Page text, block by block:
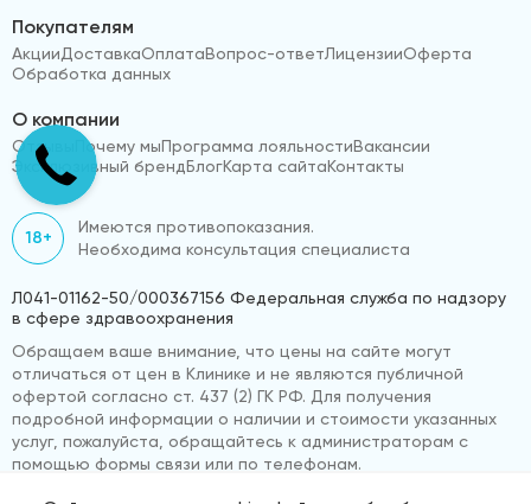
Покупателям
АкцииДоставкаОплатаВопрос-ответЛицензииОферта
Обработка данных
О компании
Отзывы Почему мыПрограмма лояльностиВакансии
Эксклюзивный брендБлогКарта сайтаКонтакты
18+
Имеются противопоказания.
Необходима консультация специалиста
Л041-01162-50/000367156 Федеральная служба по надзору
в сфере здравоохранения
Обращаем ваше внимание, что цены на сайте могут
отличаться от цен в Клинике и не являются публичной
офертой согласно ст. 437 (2) ГК РФ. Для получения
подробной информации о наличии и стоимости указанных
услуг, пожалуйста, обращайтесь к администраторам с
помощью формы связи или по телефонам.